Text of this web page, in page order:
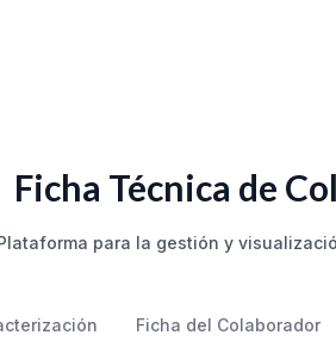
Ficha Técnica de
para la gestión y
Ficha del Colaborador